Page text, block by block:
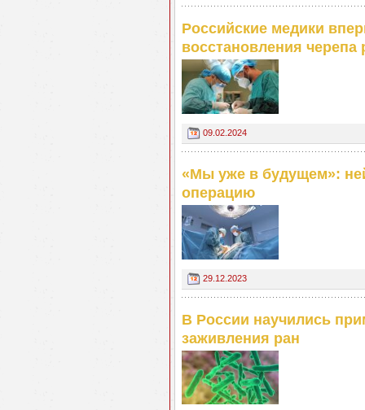
Российские медики
восстановления черепа
09.02.2024
«Мы уже в будущем»:
операцию
29.12.2023
В России научились
заживления ран